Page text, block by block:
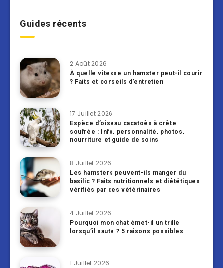
Guides récents
2 Août 2026
À quelle vitesse un hamster peut-il courir
? Faits et conseils d’entretien
17 Juillet 2026
Espèce d’oiseau cacatoès à crête
soufrée : Info, personnalité, photos,
nourriture et guide de soins
8 Juillet 2026
Les hamsters peuvent-ils manger du
basilic ? Faits nutritionnels et diététiques
vérifiés par des vétérinaires
4 Juillet 2026
Pourquoi mon chat émet-il un trille
lorsqu’il saute ? 5 raisons possibles
1 Juillet 2026